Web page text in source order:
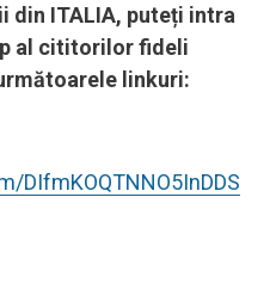
din ITALIA, puteți intra
al cititorilor fideli
linkuri:
DIfmKOQTNNO5InDDS